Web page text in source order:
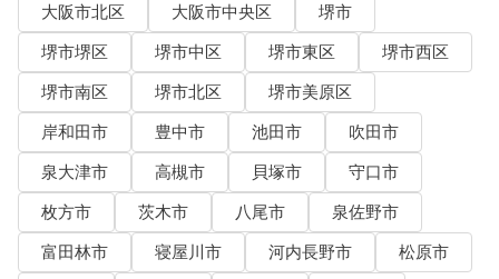
大阪市北区
大阪市中央区
堺市
堺市堺区
堺市中区 堺市東区
堺市西区
堺市南区
堺市北区
堺市美原区
岸和田市
豊中市 池田市
吹田市
泉大津市
高槻市 貝塚市
守口市
枚方市
茨木市 八尾市
泉佐野市
富田林市
寝屋川市 河内長野市
松原市